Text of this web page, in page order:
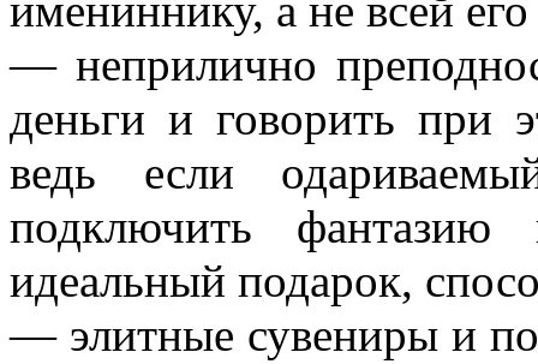
— неприлично
деньги и говорить при
ведь если
подключить
идеальный подарок,
— элитные сувениры и